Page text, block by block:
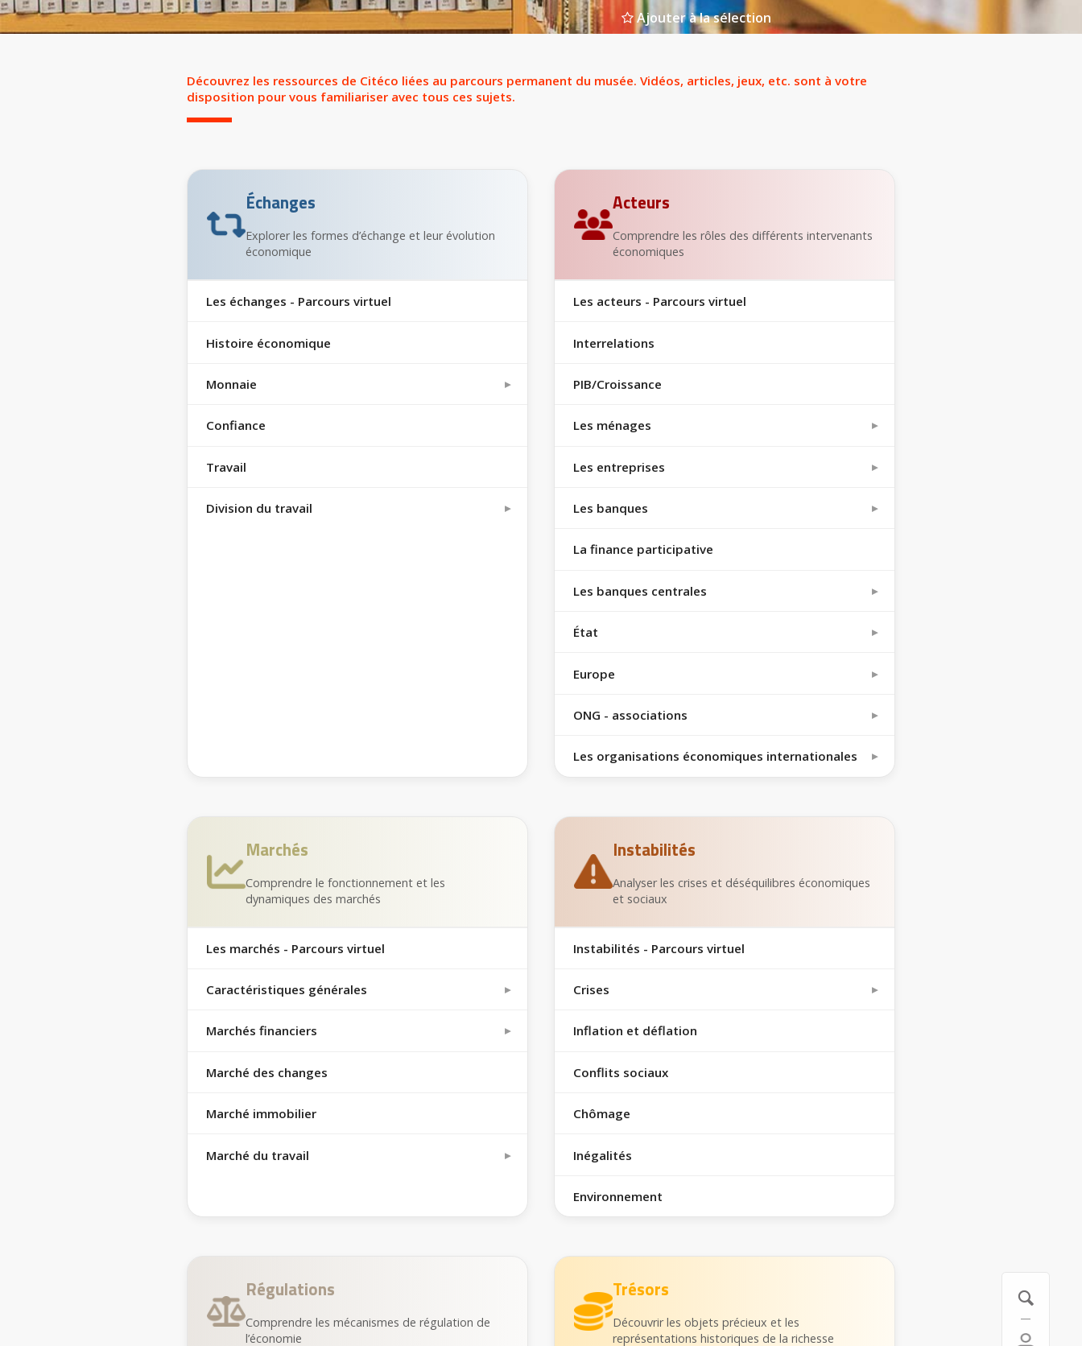
Ajouter à la sélection
Découvrez les ressources de Citéco liées au parcours permanent du musée. Vidéos, articles, jeux, etc. sont à votre
disposition pour vous familiariser avec tous ces sujets.
Échanges
Explorer les formes d’échange et leur évolution
économique
Les échanges - Parcours virtuel
Histoire économique
Monnaie
Confiance
Travail
Division du travail
Acteurs
Comprendre les rôles des différents intervenants
économiques
Les acteurs - Parcours virtuel
Interrelations
PIB/Croissance
Les ménages
Les entreprises
Les banques
La finance participative
Les banques centrales
État
Europe
ONG - associations
Les organisations économiques internationales
Marchés
Comprendre le fonctionnement et les
dynamiques des marchés
Les marchés - Parcours virtuel
Caractéristiques générales
Marchés financiers
Marché des changes
Marché immobilier
Marché du travail
Instabilités
Analyser les crises et déséquilibres économiques
et sociaux
Instabilités - Parcours virtuel
Crises
Inflation et déflation
Conflits sociaux
Chômage
Inégalités
Environnement
Régulations
Comprendre les mécanismes de régulation de
l’économie
Trésors
Découvrir les objets précieux et les
représentations historiques de la richesse